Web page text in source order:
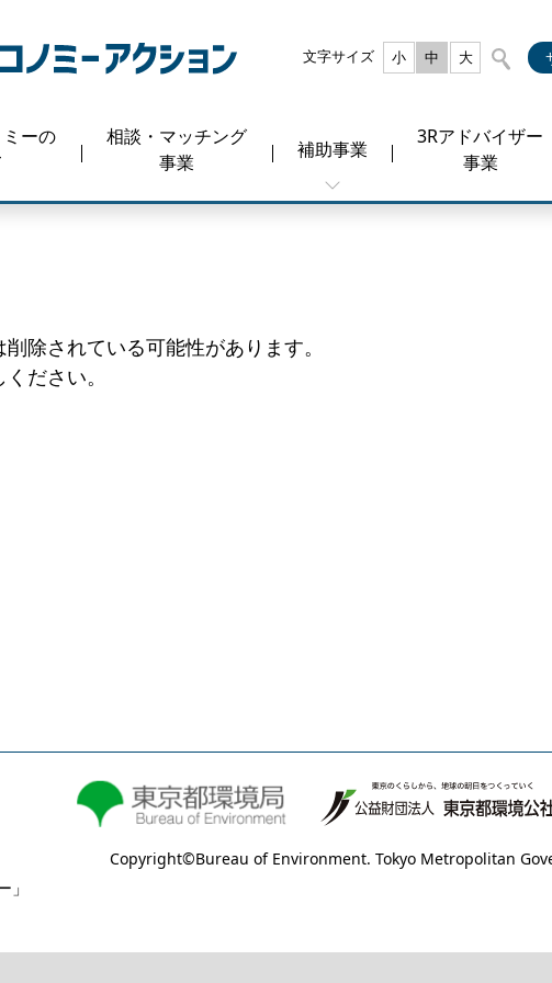
文字サイズ 小 中 大
ーの
相談・マッチング
事業
補助事業
3Rアドバイザー
事業
除されている可能性があります。
ださい。
Copyright©Bureau of Environment. Tokyo Metropolitan